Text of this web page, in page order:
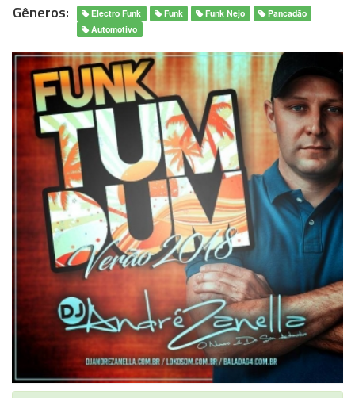
Gêneros: Electro Funk Funk Funk Nejo
Pancadão
Automotivo